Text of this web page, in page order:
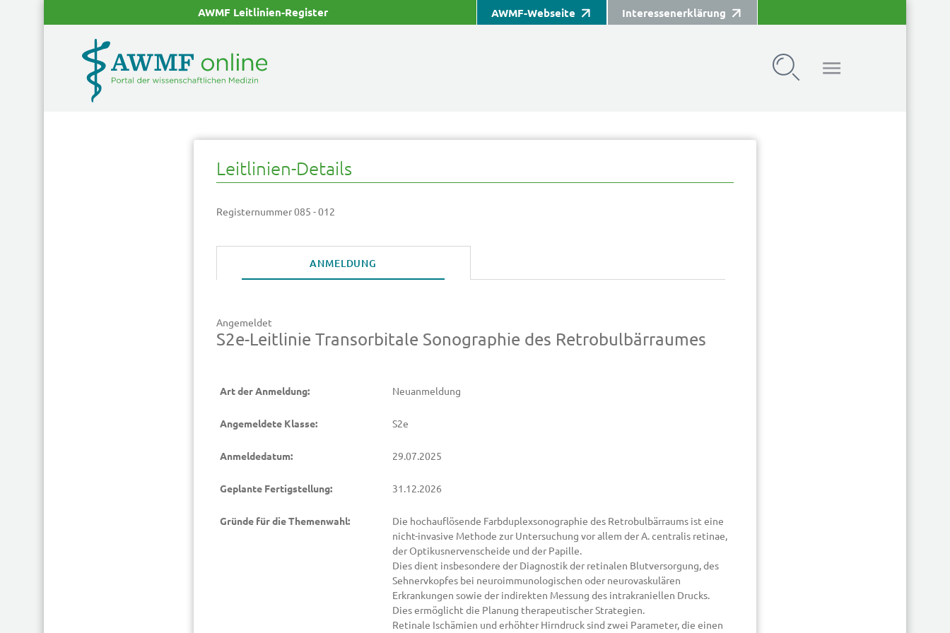
AWMF-Webseite Interessenerklärung
AWMF Leitlinien-Register
Leitlinien-Details
Registernummer 085 - 012
ANMELDUNG
Angemeldet
S2e-Leitlinie Transorbitale Sonographie des Retrobulbärraumes
Art der Anmeldung: Neuanmeldung
Angemeldete Klasse: S2e
Anmeldedatum: 29.07.2025
Geplante Fertigstellung: 31.12.2026
Gründe für die Themenwahl:
Die hochauflösende Farbduplexsonographie des Retrobulbärraums ist eine
nicht-invasive Methode zur Untersuchung vor allem der A. centralis retinae,
der Optikusnervenscheide und der Papille.
Dies dient insbesondere der Diagnostik der retinalen Blutversorgung, des
Sehnervkopfes bei neuroimmunologischen oder neurovaskulären
Erkrankungen sowie der indirekten Messung des intrakraniellen Drucks.
Dies ermöglicht die Planung therapeutischer Strategien.
Retinale Ischämien und erhöhter Hirndruck sind zwei Parameter, die einen